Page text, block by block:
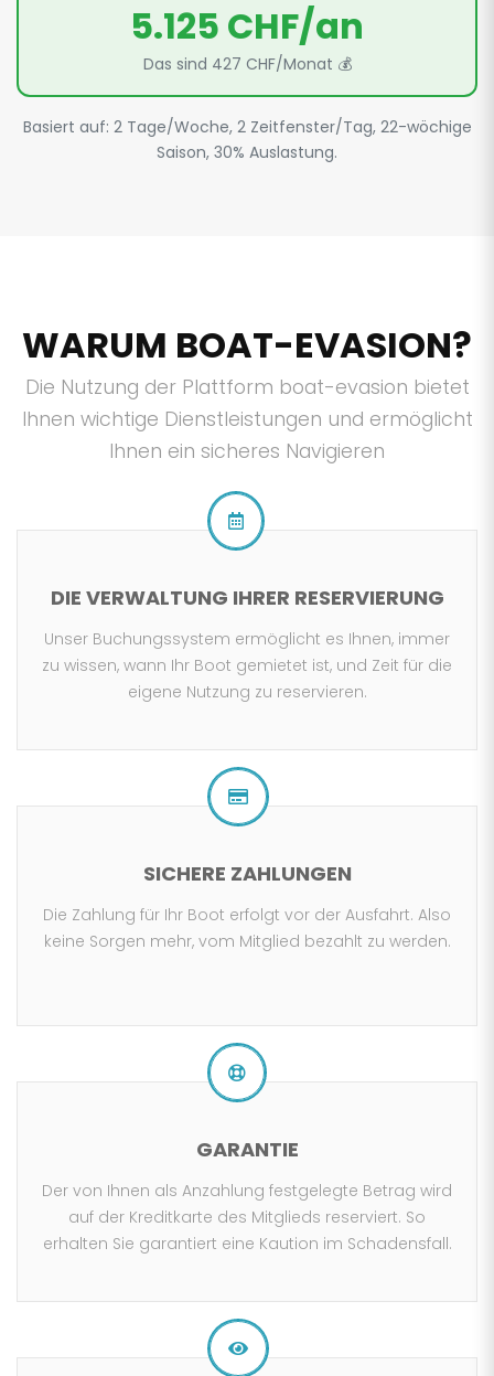
5.125 CHF/an
Das sind 427 CHF/Monat 💰
Basiert auf: 2 Tage/Woche, 2 Zeitfenster/Tag, 22-wöchige
Saison, 30% Auslastung.
WARUM BOAT-EVASION?
Die Nutzung der Plattform boat-evasion bietet
Ihnen wichtige Dienstleistungen und ermöglicht
Ihnen ein sicheres Navigieren
DIE VERWALTUNG IHRER RESERVIERUNG
Unser Buchungssystem ermöglicht es Ihnen, immer
zu wissen, wann Ihr Boot gemietet ist, und Zeit für die
eigene Nutzung zu reservieren.
SICHERE ZAHLUNGEN
Die Zahlung für Ihr Boot erfolgt vor der Ausfahrt. Also
keine Sorgen mehr, vom Mitglied bezahlt zu werden.
GARANTIE
Der von Ihnen als Anzahlung festgelegte Betrag wird
auf der Kreditkarte des Mitglieds reserviert. So
erhalten Sie garantiert eine Kaution im Schadensfall.